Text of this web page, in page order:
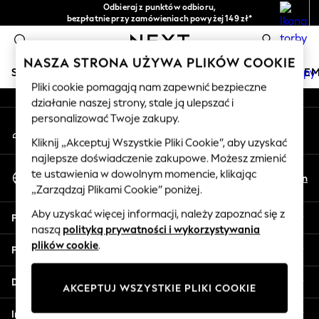
Odbieraj z punktów odbioru,
bezpłatnie przy zamówieniach powyżej 149 zł*
Łatwe zwroty*
0
SKLEP WAKACYJNY
HOLIDAY SHOP
Women's Holiday Shop
All Swimwear
All Beachwear
Bags & Accessories
Beach Dresses & Kaftans
Dresses
Flip Flops
Sliders
Jumpsuits & Playsuits
Sandals
Shorts
An error occurred on client
Nasze media społecznościowe
Moje konto
Zaloguj się na swoje konto
Wybierz Język
Polski
En
Pomoc
Prywatność i zasady prawne
Działy
Inne usługi
NASZA STRONA UŻYWA PLIKÓW COOKIE
Pliki cookie pomagają nam zapewnić bezpieczne
działanie naszej strony, stale ją ulepszać i
personalizować Twoje zakupy.
Kliknij „Akceptuj Wszystkie Pliki Cookie”, aby uzyskać
najlepsze doświadczenie zakupowe. Możesz zmienić
te ustawienia w dowolnym momencie, klikając
„Zarządzaj Plikami Cookie” poniżej.
Aby uzyskać więcej informacji, należy zapoznać się z
naszą polityką prywatności i wykorzystywania
plików cookie.
AKCEPTUJ WSZYSTKIE PLIKI COOKIE